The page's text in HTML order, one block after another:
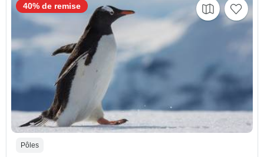
Pôles
40% de remise